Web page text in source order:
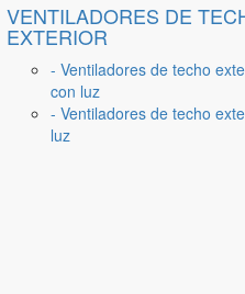
VENTILADORES DE
EXTERIOR
- Ventiladores de techo
con luz
- Ventiladores de techo
luz